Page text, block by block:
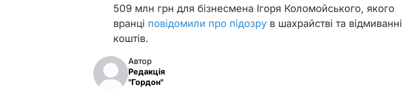
509 млн грн для бізнесмена Ігоря Коломойського, якого
вранці повідомили про підозру в шахрайстві та відмиванні
коштів.
Автор
Редакція
"Гордон"